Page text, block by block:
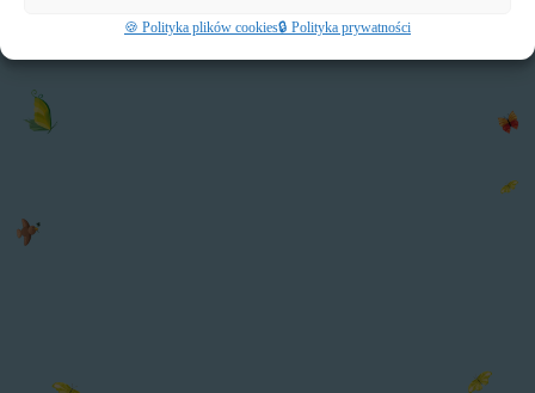
🍪 Polityka plików cookies🔒 Polityka prywatności